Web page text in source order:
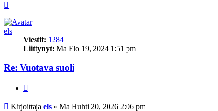
els
Viestit: 1284
Liittynyt: Ma Elo 19, 2024 1:51 pm
Re: Vuotava suoli
Viesti
Kirjoittaja els » Ma Huhti 20, 2026 2:06 pm